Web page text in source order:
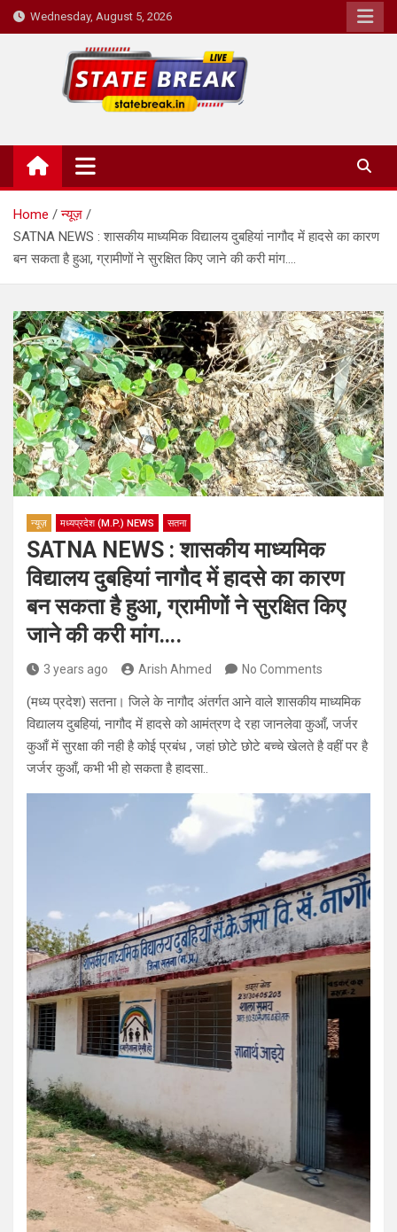
Skip
to
Wednesday, August 5, 2026
State Break
Home
न्यूज़
SATNA NEWS : शासकीय माध्यमिक विद्यालय दुबहियां नागौद में हादसे का कारण
बन सकता है हुआ, ग्रामीणों ने सुरक्षित किए जाने की करी मांग….
न्यूज़ मध्यप्रदेश (M.P.) NEWS सतना
SATNA NEWS : शासकीय माध्यमिक
विद्यालय दुबहियां नागौद में हादसे का कारण
बन सकता है हुआ, ग्रामीणों ने सुरक्षित किए
जाने की करी मांग….
3 years ago Arish Ahmed No Comments
(मध्य प्रदेश) सतना। जिले के नागौद अंतर्गत आने वाले शासकीय माध्यमिक
विद्यालय दुबहियां, नागौद में हादसे को आमंत्रण दे रहा जानलेवा कुआँ, जर्जर
कुआँ में सुरक्षा की नही है कोई प्रबंध , जहां छोटे छोटे बच्चे खेलते है वहीं पर है
जर्जर कुआँ, कभी भी हो सकता है हादसा..